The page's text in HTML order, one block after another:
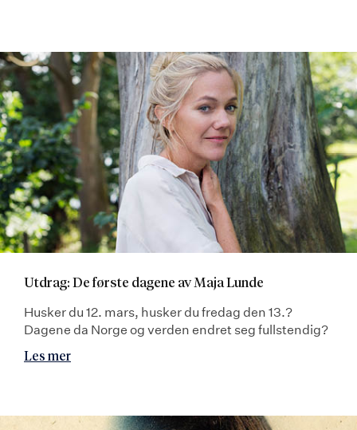
Utdrag: De første dagene av Maja Lunde
Husker du 12. mars, husker du fredag den 13.?
Dagene da Norge og verden endret seg fullstendig?
Les mer